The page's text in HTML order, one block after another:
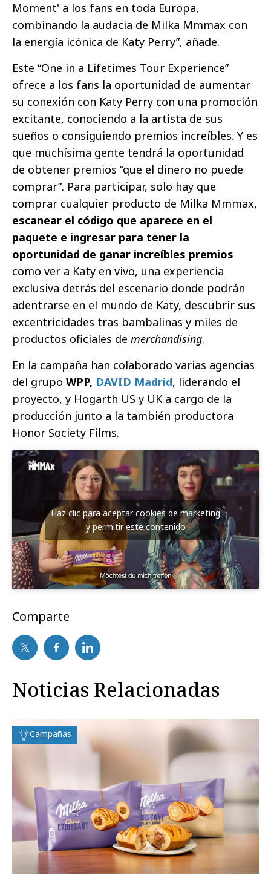
Moment' a los fans en toda Europa,
combinando la audacia de Milka Mmmax con
la energía icónica de Katy Perry”, añade.
Este “One in a Lifetimes Tour Experience”
ofrece a los fans la oportunidad de aumentar
su conexión con Katy Perry con una promoción
excitante, conociendo a la artista de sus
sueños o consiguiendo premios increíbles. Y es
que muchísima gente tendrá la oportunidad
de obtener premios “que el dinero no puede
comprar”. Para participar, solo hay que
comprar cualquier producto de Milka Mmmax,
escanear el código que aparece en el
paquete e ingresar para tener la
oportunidad de ganar increíbles premios
como ver a Katy en vivo, una experiencia
exclusiva detrás del escenario donde podrán
adentrarse en el mundo de Katy, descubrir sus
excentricidades tras bambalinas y miles de
productos oficiales de merchandising.
En la campaña han colaborado varias agencias
del grupo WPP, DAVID Madrid, liderando el
proyecto, y Hogarth US y UK a cargo de la
producción junto a la también productora
Honor Society Films.
Haz clic para aceptar cookies de marketing
y permitir este contenido
Comparte
Noticias Relacionadas
Campañas